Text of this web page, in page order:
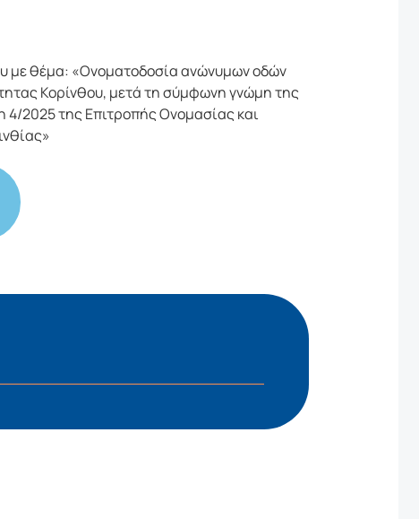
με θέμα: «Ονοματοδοσία ανώνυμων οδών
Κορίνθου, μετά τη σύμφωνη γνώμη της
2025 της Επιτροπής Ονομασίας και